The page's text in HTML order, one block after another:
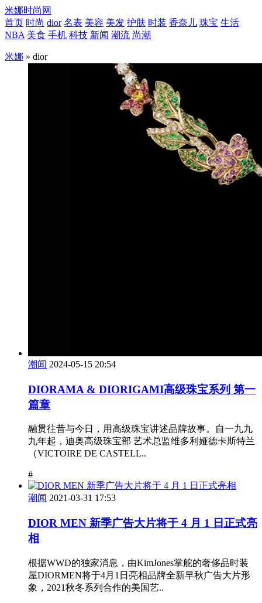
米娜时尚网
首页 时尚 dior 名表 美容 美发 护肤 时装 香奈儿 珠宝 生活
NBA 美食 手机 科技 新闻 潮流 尚潮
米娜 » dior
潮闻 2024-05-15 20:54
DIORAMA & DIORIGAMI高级珠宝系列 第一
篇章
融贯往昔与今日，用高级珠宝讲述品牌故事。自一九九
九年起，迪奥高级珠宝部 艺术总监维多利娅德卡斯特兰
（VICTOIRE DE CASTELL..
#
潮闻 2021-03-31 17:53
DIOR MEN 新季广告大片将于 4 月 1 日正式亮
相
根据WWD的独家消息，由KimJones掌舵的奢侈品时装
屋DIORMEN将于4月1日亮相品牌全新早秋广告大片形
象，2021秋冬系列合作的美国艺..